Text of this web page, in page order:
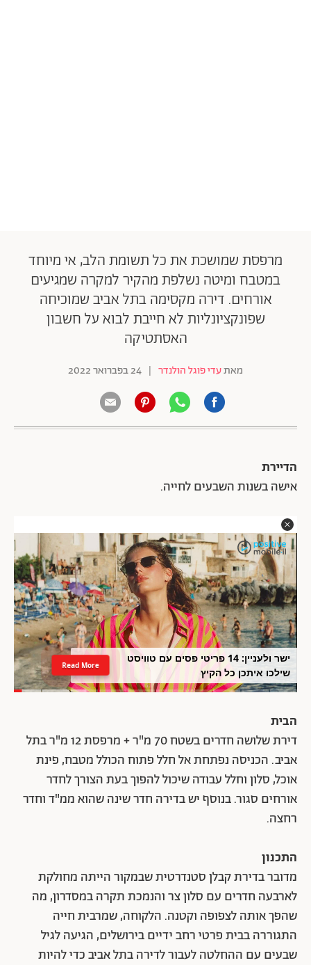
מרפסת שמושכת את כל תשומת הלב, אי מיוחד
במטבח ומיטה נשלפת מהקיר למקרה שמגיעים
אורחים. דירה מקסימה בתל אביב שמוכיחה
שפונקציונליות לא חייבת לבוא על חשבון
האסתטיקה
מאתעדי פוגל הולנדר | 24 בפברואר 2022
הדיירת
אישה בשנות השבעים לחייה.
ישר ולעניין: 14 פריטי פסים עם טוויסט
שילכו איתכן כל הקיץ
Read More
הבית
דירת שלושה חדרים בשטח 70 מ"ר + מרפסת 12 מ"ר בתל
אביב. הכניסה נפתחת אל חלל פתוח הכולל מטבח, פינת
אוכל, סלון וחלל עבודה שיכול להפוך בעת הצורך לחדר
אורחים סגור. בנוסף יש בדירה חדר שינה שהוא ממ"ד וחדר
רחצה.
התכנון
מדובר בדירת קבלן סטנדרטית שבמקור הייתה מחולקת
לארבעה חדרים עם סלון צר והנמכת תקרה במסדרון, מה
שהפך אותה לצפופה וקטנה. הלקוחה, שמרבית חייה
התגוררה בבית פרטי רחב ידיים בירושלים, הגיעה לגיל
שבעים עם ההחלטה לעבור לדירה בתל אביב כדי להיות